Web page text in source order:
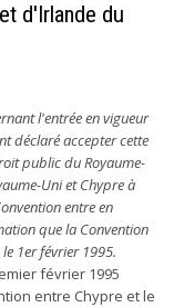
d'Irlande du
l'entrée en vigueur
déclaré accepter cette
public du Royaume-
Uni et Chypre à
entre en
que la Convention
1er février 1995.
février 1995
entre Chypre et le